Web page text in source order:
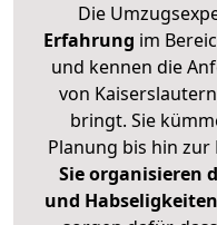
Die
Erfahrung im
und kennen die
von
bringt. Sie
Planung bis hin
Sie organisieren
und Habseligkeiten